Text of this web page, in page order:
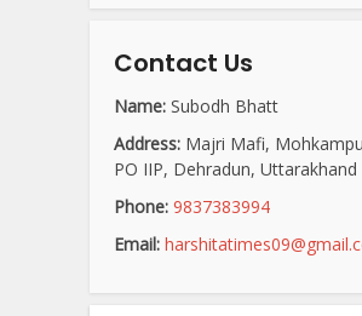
Contact Us
Name: Subodh Bhatt
Address: Majri Mafi,
PO IIP, Dehradun, Uttarakhand
Phone: 9837383994
Email: